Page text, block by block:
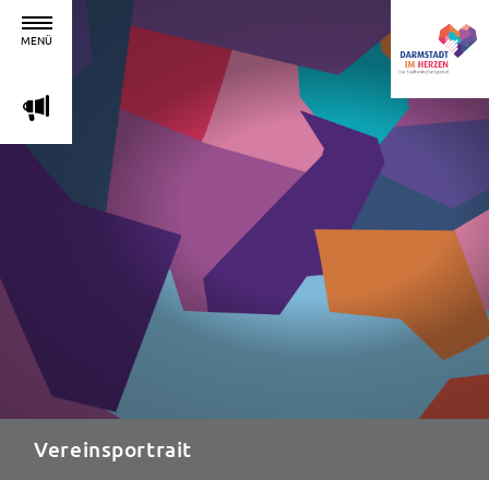
MENÜ
m
Vereinsportrait